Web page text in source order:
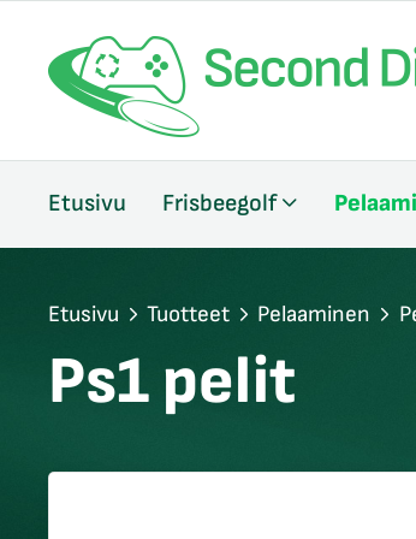
Etusivu Frisbeegolf
Etusivu Tuotteet Pelaaminen
Ps1 pelit
sulje
sulje
sulje